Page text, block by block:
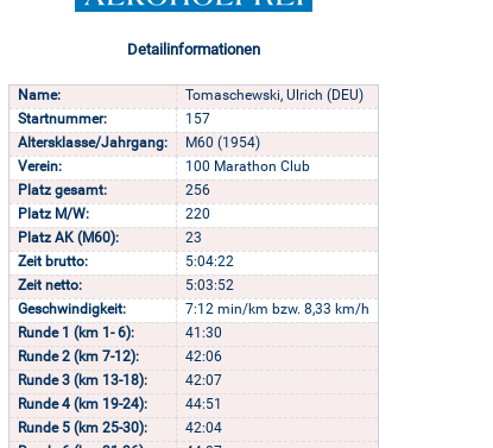
Detailinformationen
Name:
Tomaschewski, Ulrich (DEU)
Startnummer:
157
Altersklasse/Jahrgang:
M60 (1954)
Verein:
100 Marathon Club
Platz gesamt:
256
Platz M/W:
220
Platz AK (M60):
23
Zeit brutto:
5:04:22
Zeit netto:
5:03:52
Geschwindigkeit:
7:12 min/km bzw. 8,33 km/h
Runde 1 (km 1- 6):
41:30
Runde 2 (km 7-12):
42:06
Runde 3 (km 13-18):
42:07
Runde 4 (km 19-24):
44:51
Runde 5 (km 25-30):
42:04